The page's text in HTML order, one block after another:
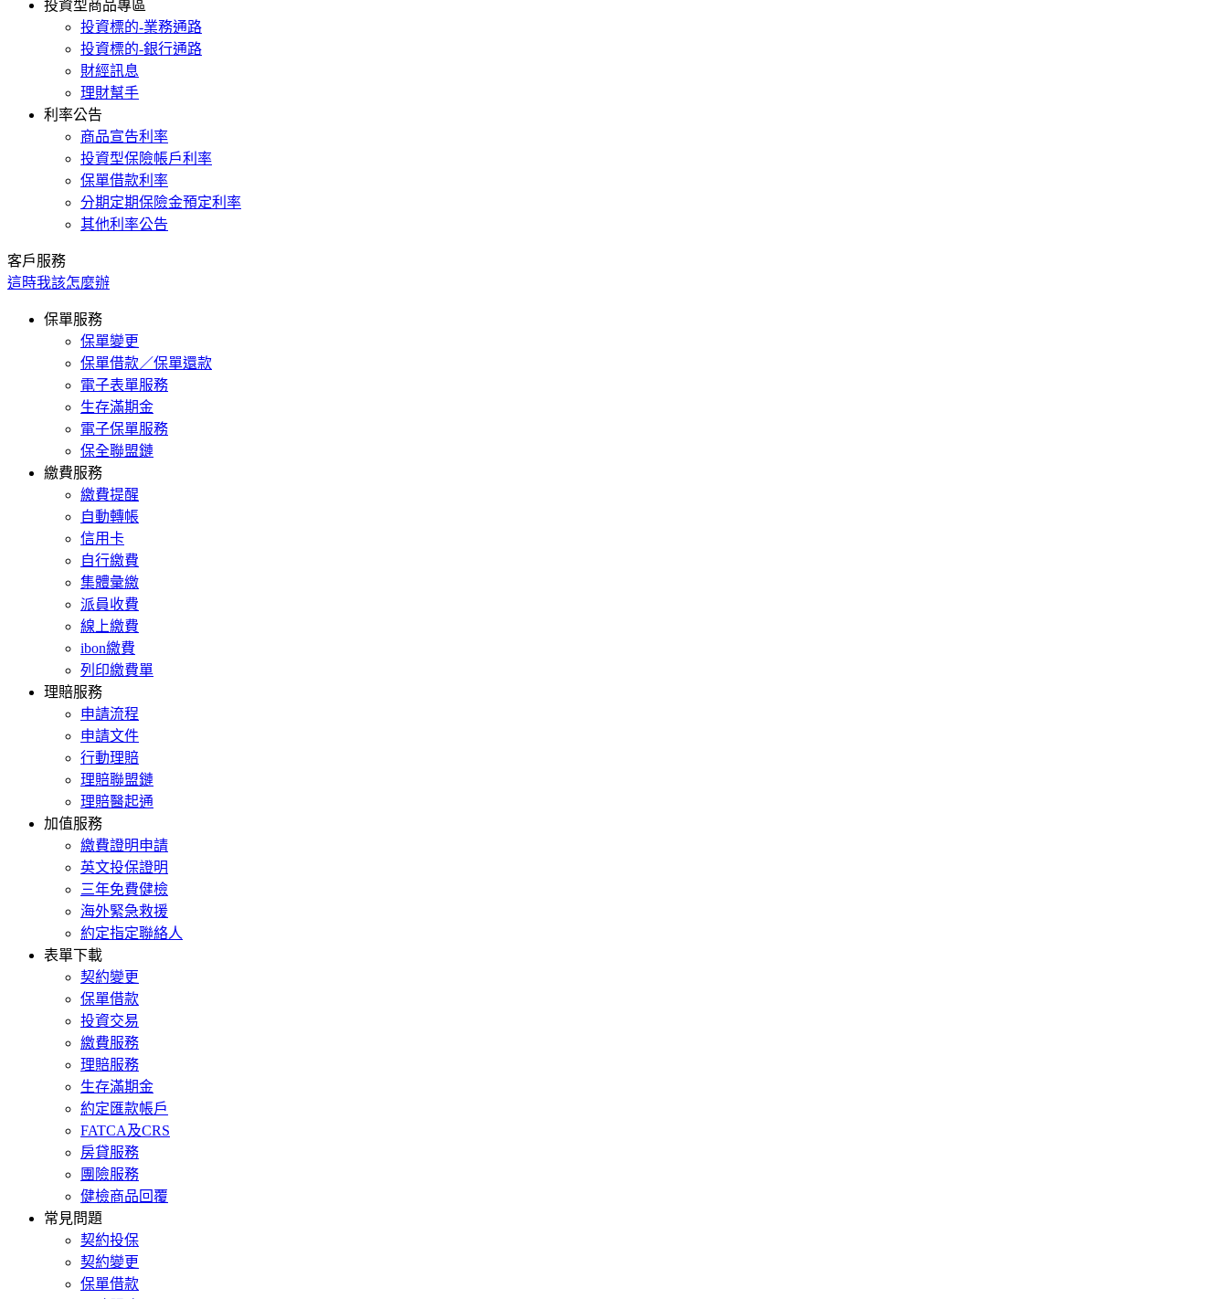
投資型商品專區
投資標的-業務通路
投資標的-銀行通路
財經訊息
理財幫手
利率公告
商品宣告利率
投資型保險帳戶利率
保單借款利率
分期定期保險金預定利率
其他利率公告
客戶服務
這時我該怎麼辦
保單服務
保單變更
保單借款／保單還款
電子表單服務
生存滿期金
電子保單服務
保全聯盟鏈
繳費服務
繳費提醒
自動轉帳
信用卡
自行繳費
集體彙繳
派員收費
線上繳費
ibon繳費
列印繳費單
理賠服務
申請流程
申請文件
行動理賠
理賠聯盟鏈
理賠醫起通
加值服務
繳費證明申請
英文投保證明
三年免費健檢
海外緊急救援
約定指定聯絡人
表單下載
契約變更
保單借款
投資交易
繳費服務
理賠服務
生存滿期金
約定匯款帳戶
FATCA及CRS
房貸服務
團險服務
健檢商品回覆
常見問題
契約投保
契約變更
保單借款